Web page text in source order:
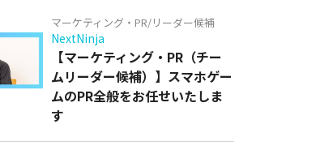
マーケティング・PR/リーダー候補
NextNinja
【マーケティング・PR（チー
ムリーダー候補）】スマホゲー
ムのPR全般をお任せいたしま
す